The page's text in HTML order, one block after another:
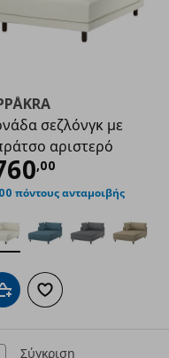
σεζλόνγκ με
αριστερό
,00
πόντους ανταμοιβής
Προσθήκη στο καλάθι
Προσθήκη στα
Σύγκριση